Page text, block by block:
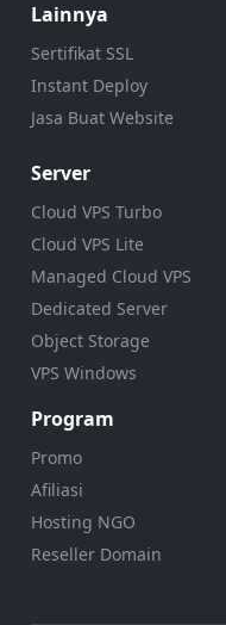
Lainnya
Sertifikat SSL
Instant Deploy
Jasa Buat Website
Server
Cloud VPS Turbo
Cloud VPS Lite
Managed Cloud VPS
Dedicated Server
Object Storage
VPS Windows
Program
Promo
Afiliasi
Hosting NGO
Reseller Domain